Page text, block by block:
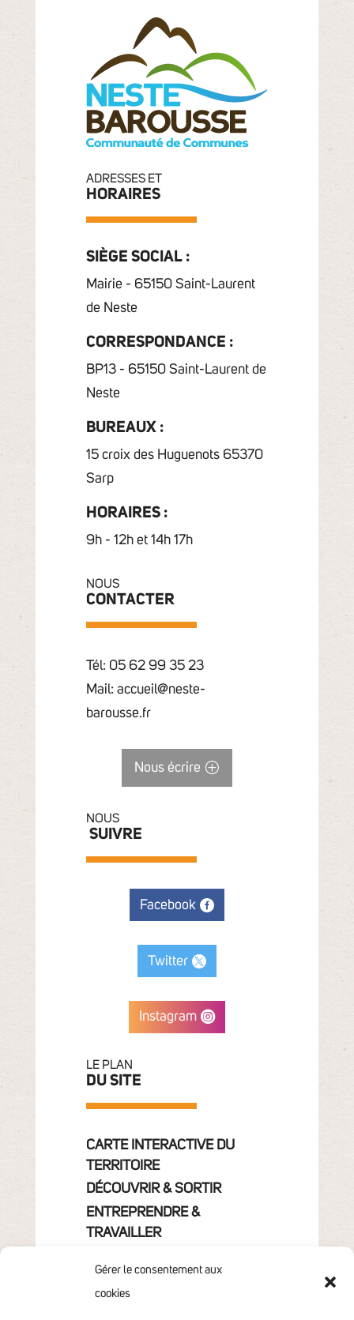
Gérer le consentement aux
cookies
ADRESSES ET
HORAIRES
SIÈGE SOCIAL :
Mairie - 65150 Saint-Laurent
de Neste
CORRESPONDANCE :
BP13 - 65150 Saint-Laurent de
Neste
BUREAUX :
15 croix des Huguenots 65370
Sarp
HORAIRES :
9h - 12h et 14h 17h
NOUS
CONTACTER
Tél: 05 62 99 35 23
Mail: accueil@neste-
barousse.fr
Nous écrire
NOUS
SUIVRE
Facebook
Twitter
Instagram
LE PLAN
DU SITE
CARTE INTERACTIVE DU
TERRITOIRE
DÉCOUVRIR & SORTIR
ENTREPRENDRE &
TRAVAILLER